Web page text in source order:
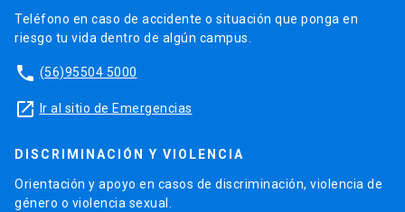
Teléfono en caso de accidente o situación que ponga en
riesgo tu vida dentro de algún campus.
phone (56)95504 5000
launch Ir al sitio de Emergencias
DISCRIMINACIÓN Y VIOLENCIA
Orientación y apoyo en casos de discriminación, violencia de
género o violencia sexual.